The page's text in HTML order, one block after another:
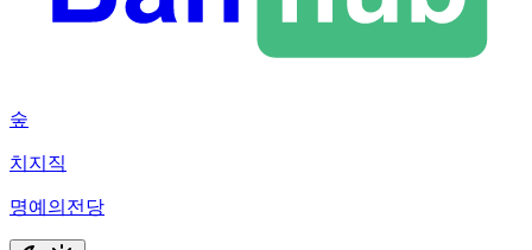
숲
치지직
명예의전당